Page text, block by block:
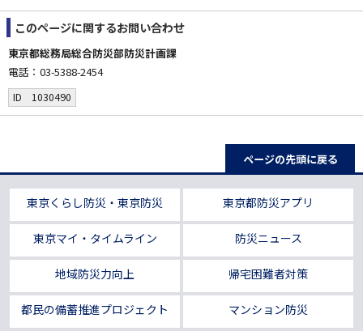
このページに関するお問い合わせ
東京都総務局総合防災部防災計画課
電話：03-5388-2454
ID 1030490
ページの先頭に戻る
東京くらし防災・東京防災 東京都防災アプリ
東京マイ・タイムライン 防災ニュース
地域防災力向上 帰宅困難者対策
都民の備蓄推進プロジェクト マンション防災